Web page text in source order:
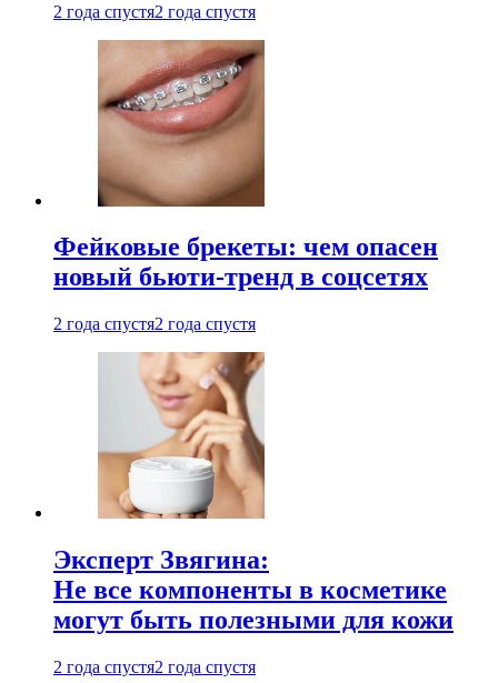
2 года спустя2 года спустя
Фейковые брекеты: чем опасен
новый бьюти-тренд в соцсетях
2 года спустя2 года спустя
Эксперт Звягина:
Не все компоненты в косметике
могут быть полезными для кожи
2 года спустя2 года спустя